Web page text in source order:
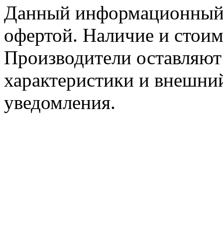
Данный информационный
офертой. Наличие и
Производители
характеристики и
уведомления.